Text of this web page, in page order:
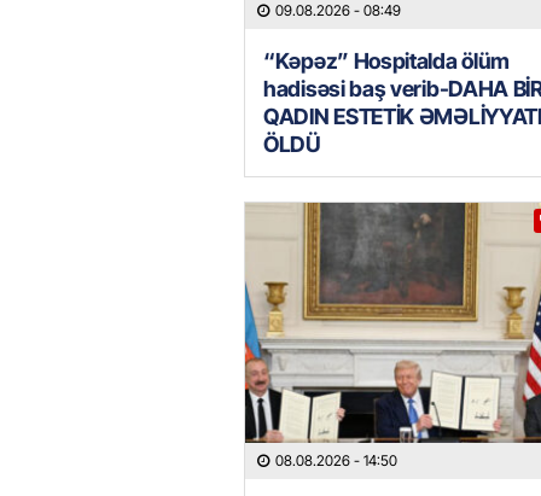
09.08.2026 - 08:49
“Kəpəz” Hospitalda ölüm
hadisəsi baş verib-DAHA
QADIN ESTETİK
ÖLDÜ
08.08.2026 - 14:50